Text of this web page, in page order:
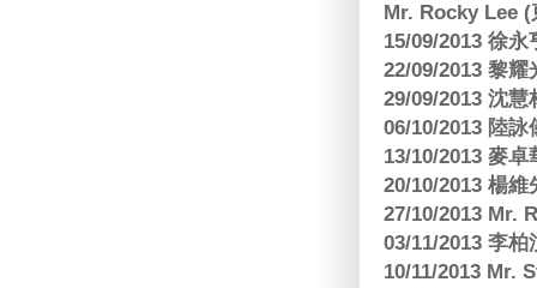
Mr. Rocky Lee
15/09/2013 徐
22/09/2013 黎
29/09/2013 沈
06/10/2013 陸
13/10/2013 麥
20/10/2013 楊
27/10/2013 Mr.
03/11/2013 李
10/11/2013 Mr.